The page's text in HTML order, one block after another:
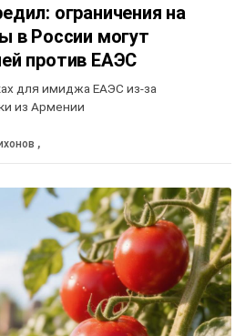
ограничения на
в России могут
против ЕАЭС
для имиджа ЕАЭС из-за
из Армении
,